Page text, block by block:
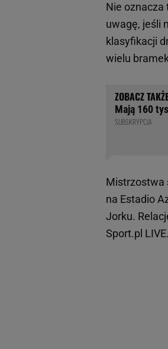
Nie oznacza
uwagę, jeśli
klasyfikacji
wielu
Mają 160
SUBSKRYPCJA
Mistrzostwa
na Estadio
Jorku.
Sport.pl LIVE.